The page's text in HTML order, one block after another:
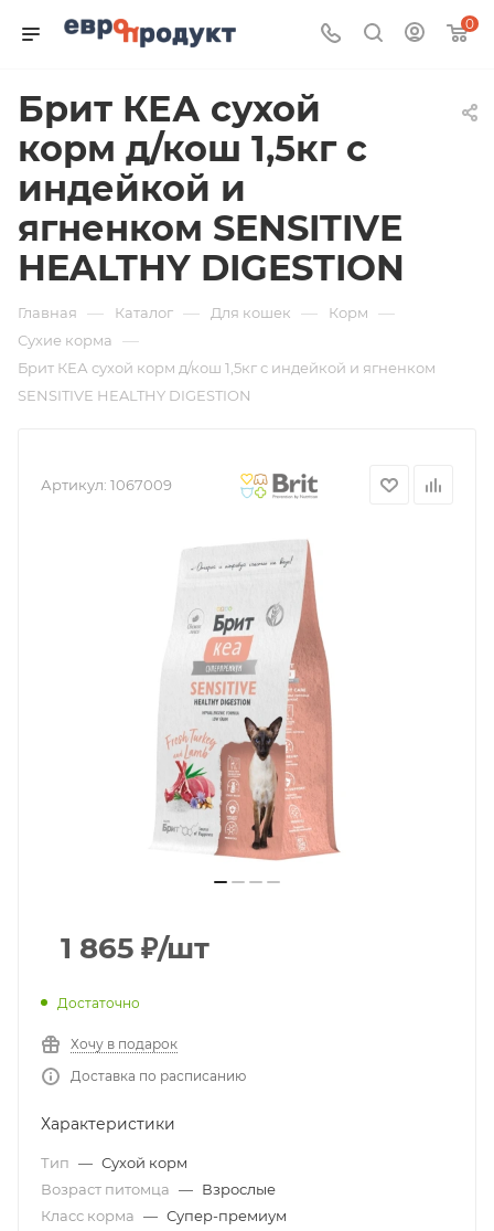
0
Брит КЕА сухой
корм д/кош 1,5кг с
индейкой и
ягненком SENSITIVE
HEALTHY DIGESTION
Главная — Каталог — Для кошек — Корм —
Сухие корма —
Брит КЕА сухой корм д/кош 1,5кг с индейкой и ягненком
SENSITIVE HEALTHY DIGESTION
Артикул: 1067009
1 865 ₽/шт
Достаточно
Хочу в подарок
Доставка по расписанию
Характеристики
Тип — Сухой корм
Возраст питомца — Взрослые
Класс корма — Супер-премиум